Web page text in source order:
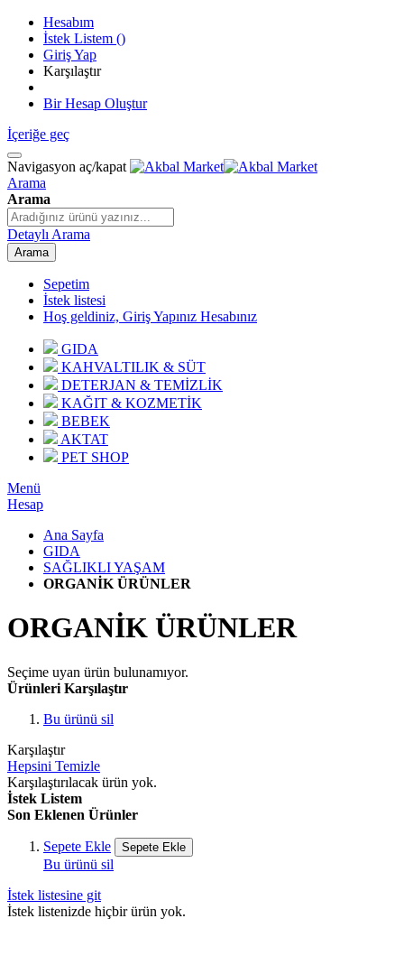
Hesabım
İstek Listem ()
Giriş Yap
Karşılaştır
Bir Hesap Oluştur
İçeriğe geç
Navigasyon aç/kapat
Arama
Arama
Detaylı Arama
Arama
Sepetim
İstek listesi
Hoş geldiniz, Giriş Yapınız Hesabınız
GIDA
KAHVALTILIK & SÜT
DETERJAN & TEMİZLİK
KAĞIT & KOZMETİK
BEBEK
AKTAT
PET SHOP
Menü
Hesap
Ana Sayfa
GIDA
SAĞLIKLI YAŞAM
ORGANİK ÜRÜNLER
ORGANİK ÜRÜNLER
Seçime uyan ürün bulunamıyor.
Ürünleri Karşılaştır
Bu ürünü sil
Karşılaştır
Hepsini Temizle
Karşılaştırılacak ürün yok.
İstek Listem
Son Eklenen Ürünler
Sepete Ekle Sepete Ekle
Bu ürünü sil
İstek listesine git
İstek listenizde hiçbir ürün yok.